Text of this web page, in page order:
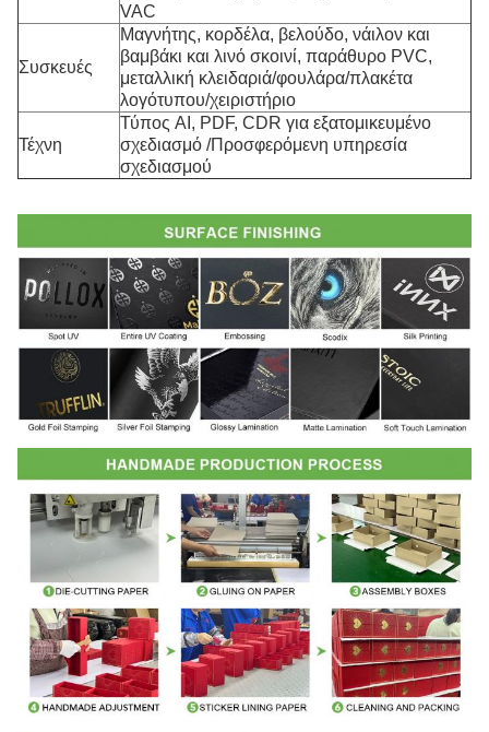
VAC
Συσκευές
Μαγνήτης, κορδέλα, βελούδο, νάιλον και
βαμβάκι και λινό σκοινί, παράθυρο PVC,
μεταλλική κλειδαριά/φουλάρα/πλακέτα
λογότυπου/χειριστήριο
Τέχνη
Τύπος AI, PDF, CDR για εξατομικευμένο
σχεδιασμό /Προσφερόμενη υπηρεσία
σχεδιασμού